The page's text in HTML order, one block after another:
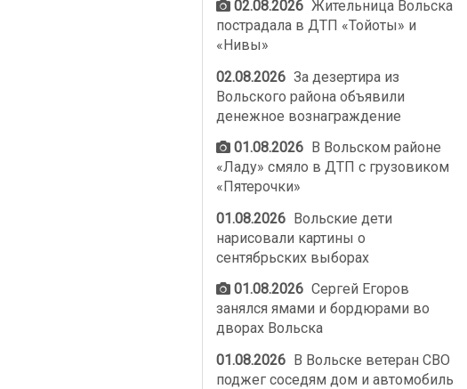
02.08.2026 Жительница Вольска
пострадала в ДТП «Тойоты» и
«Нивы»
02.08.2026 За дезертира из
Вольского района объявили
денежное вознаграждение
01.08.2026
В Вольском районе
«Ладу» смяло в ДТП с грузовиком
«Пятерочки»
01.08.2026 Вольские дети
нарисовали картины о
сентябрьских выборах
01.08.2026 Сергей Егоров
занялся ямами и бордюрами во
дворах Вольска
01.08.2026 В Вольске ветеран СВО
поджег соседям дом и автомобиль